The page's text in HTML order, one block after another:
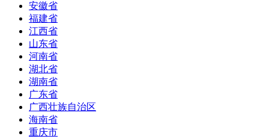
安徽省
福建省
江西省
山东省
河南省
湖北省
湖南省
广东省
广西壮族自治区
海南省
重庆市